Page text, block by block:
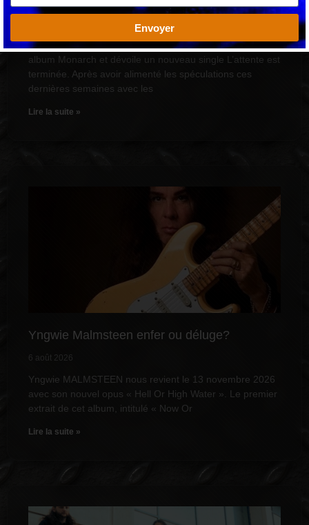
Dead Poet Society annonce son troisième
album Monarch et dévoile un nouveau single L’attente est
terminée. Après avoir alimenté les spéculations ces
dernières semaines avec les
Lire la suite »
Yngwie Malmsteen enfer ou déluge?
6 août 2026
Yngwie MALMSTEEN nous revient le 13 novembre 2026
avec son nouvel opus « Hell Or High Water ». Le premier
extrait de cet album, intitulé « Now Or
Lire la suite »
Envoyer